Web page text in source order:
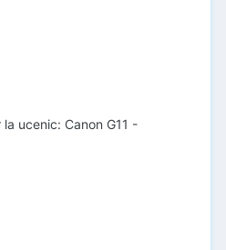
ucenic: Canon G11 -